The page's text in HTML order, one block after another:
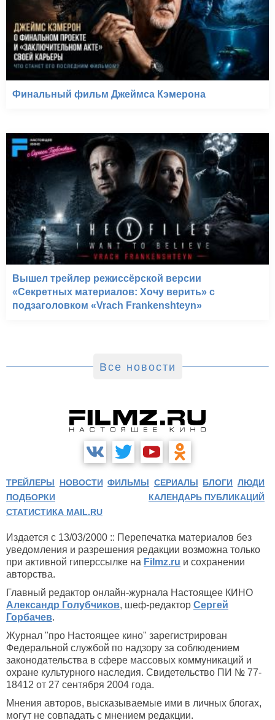
Финальный фильм Джеймса Кэмерона
Вышел трейлер режиссёрской версии
«Секретных материалов: Хочу верить» с
подзаголовком «Vrach Frankenshteyn»
Все новости
ТРЕЙЛЕРЫ НОВОСТИ ФИЛЬМЫ СЕРИАЛЫ БЛОГИ ЛЮДИ
ПОДБОРКИ
КАЛЕНДАРЬ ПУБЛИКАЦИЙ
СТАТИСТИКА MAIL.RU
Издается с 13/03/2000 :: Перепечатка материалов без
уведомления и разрешения редакции возможна только
при активной гиперссылке на Filmz.ru и сохранении
авторства.
Главный редактор онлайн-журнала Настоящее КИНО
Александр Голубчиков, шеф-редактор Сергей
Горбачев.
Журнал "про Настоящее кино" зарегистрирован
Федеральной службой по надзору за соблюдением
законодательства в сфере массовых коммуникаций и
охране культурного наследия. Свидетельство ПИ № 77-
18412 от 27 сентября 2004 года.
Мнения авторов, высказываемые ими в личных блогах,
могут не совпадать с мнением редакции.